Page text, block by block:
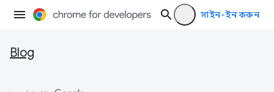
সাইন-ইন করুন
Blog